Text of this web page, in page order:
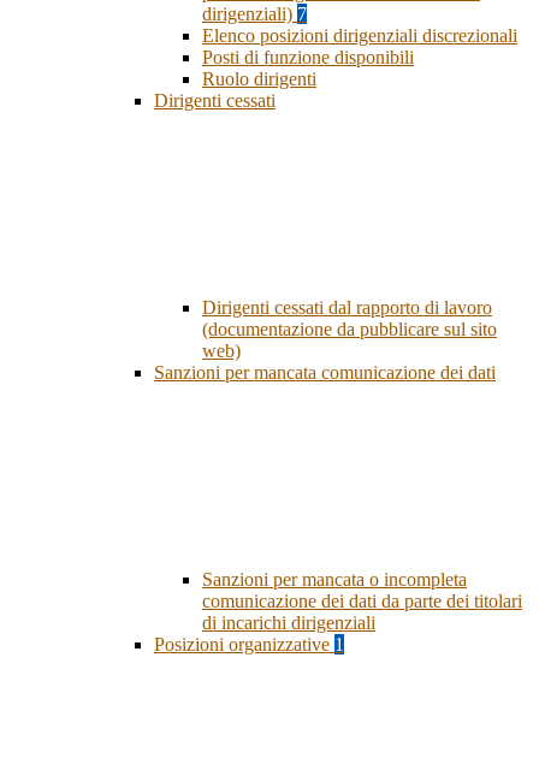
dirigenziali) 7
Elenco posizioni dirigenziali discrezionali
Posti di funzione disponibili
Ruolo dirigenti
Dirigenti cessati
Dirigenti cessati dal rapporto di lavoro
(documentazione da pubblicare sul sito
web)
Sanzioni per mancata comunicazione dei dati
Sanzioni per mancata o incompleta
comunicazione dei dati da parte dei titolari
di incarichi dirigenziali
Posizioni organizzative 1